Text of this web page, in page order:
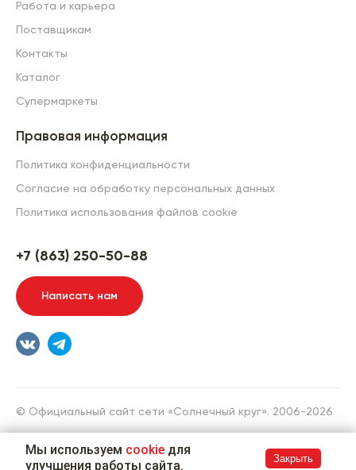
Работа и карьера
Поставщикам
Контакты
Каталог
Супермаркеты
Правовая информация
Политика конфиденциальности
Согласие на обработку персональных данных
Политика использования файлов cookie
+7 (863) 250-50-88
Написать нам
© Официальный сайт сети «Солнечный круг». 2006-2026
Разработка сайта
Мы используем cookie для
улучшения работы сайта.
Закрыть